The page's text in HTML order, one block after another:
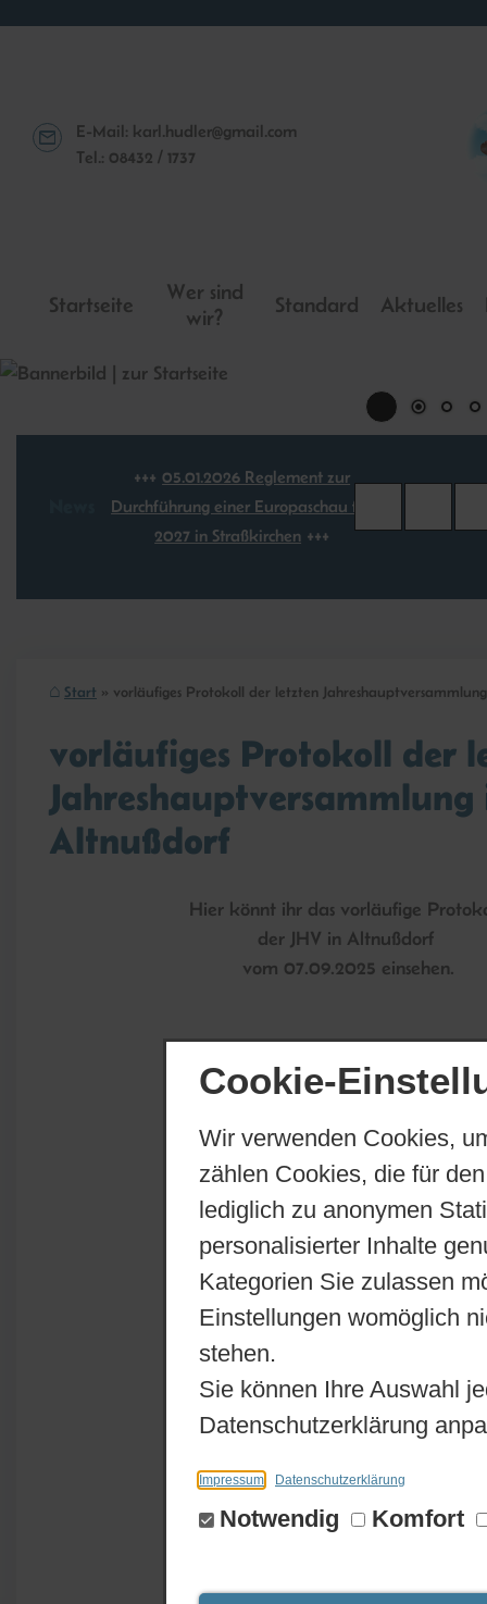
Cookie-
Wir verwenden Cookies,
zählen Cookies, die für
lediglich zu anonymen
personalisierter Inhalte
Kategorien Sie zulassen
Einstellungen womöglich
stehen.
Sie können Ihre Auswahl
Datenschutzerklärung
Impressum Datenschutzerklärung
Notwendig Komfort
E-Mail: karl.hudler@gmail.com
Tel.: 08432 / 1737
Startseite
Wer sind
wir?
Standard Aktuelles
05.​01.​2026 Reglement zur
Durchführung einer Europaschau für
2027 in Straßkirchen
Start vorläufiges Protokoll der letzten
vorläufiges Protokoll der
Jahreshauptversammlung
Altnußdorf
Hier könnt ihr das vorläufige
der JHV in Altnußdorf
vom 07.09.2025 einsehen.